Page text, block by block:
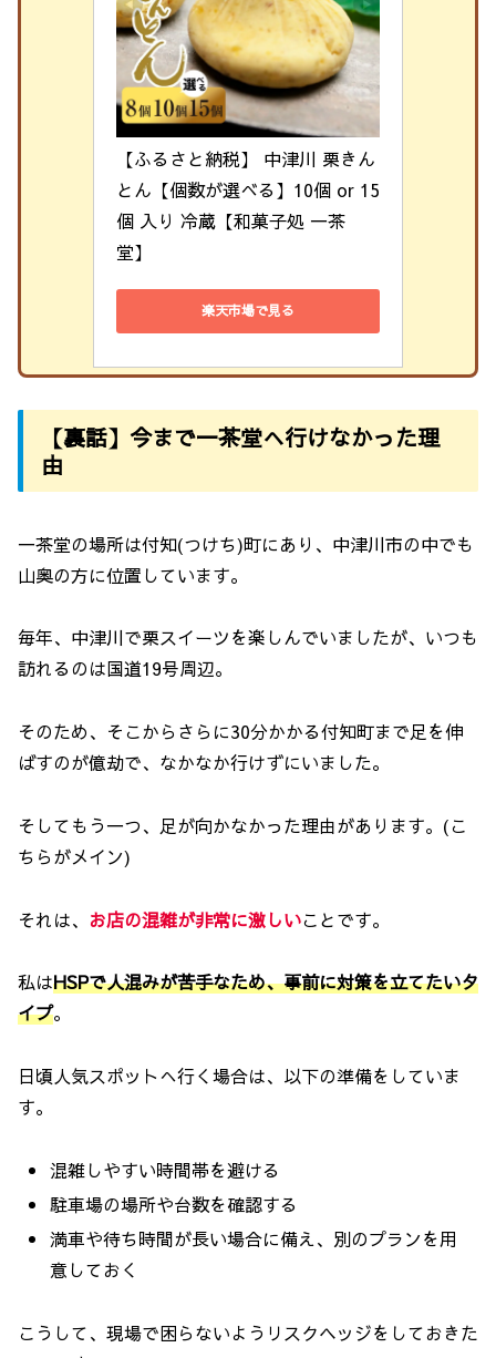
【ふるさと納税】 中津川 栗きん
とん【個数が選べる】10個 or 15
個 入り 冷蔵【和菓子処 一茶
堂】
楽天市場で見る
【裏話】今まで一茶堂へ行けなかった理
由
一茶堂の場所は付知(つけち)町にあり、中津川市の中でも
山奥の方に位置しています。
毎年、中津川で栗スイーツを楽しんでいましたが、いつも
訪れるのは国道19号周辺。
そのため、そこからさらに30分かかる付知町まで足を伸
ばすのが億劫で、なかなか行けずにいました。
そしてもう一つ、足が向かなかった理由があります。(こ
ちらがメイン)
それは、 お店の混雑が非常に激しいことです。
私はHSPで人混みが苦手なため、事前に対策を立てたいタ
イプ。
日頃人気スポットへ行く場合は、以下の準備をしていま
す。
混雑しやすい時間帯を避ける
駐車場の場所や台数を確認する
満車や待ち時間が長い場合に備え、別のプランを用
意しておく
こうして、現場で困らないようリスクヘッジをしておきた